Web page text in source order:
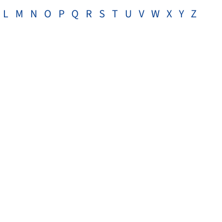
L M N O P Q R S T U V W X Y Z